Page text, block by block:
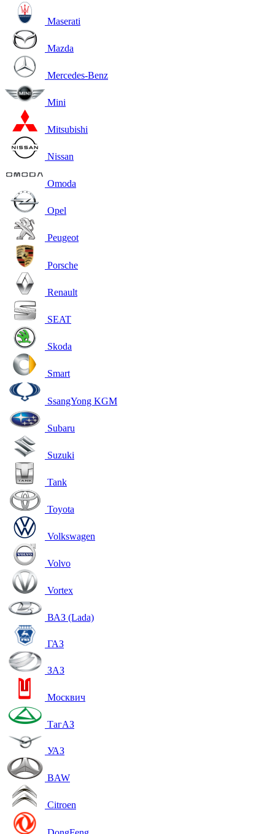
Maserati
Mazda
Mercedes-Benz
Mini
Mitsubishi
Nissan
Omoda
Opel
Peugeot
Porsche
Renault
SEAT
Skoda
Smart
SsangYong KGM
Subaru
Suzuki
Tank
Toyota
Volkswagen
Volvo
Vortex
ВАЗ (Lada)
ГАЗ
ЗАЗ
Москвич
ТагАЗ
УАЗ
BAW
Citroen